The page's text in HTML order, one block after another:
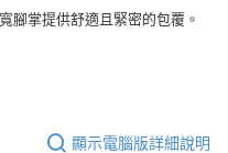
視為交易完成。
，但若您需要取消訂單，請聯絡
腳掌提供舒適且緊密的包覆。
顯示電腦版詳細說明